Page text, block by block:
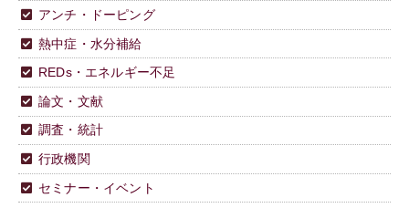
アンチ・ドーピング
熱中症・水分補給
REDs・エネルギー不足
論文・文献
調査・統計
行政機関
セミナー・イベント